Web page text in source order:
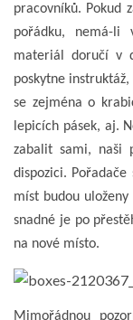
pracovníků. Pokud
pořádku, nemá-li
materiál doručí v
poskytne
se zejména o
lepicích pásek, aj.
zabalit sami, naši
dispozici.
míst budou
snadné je po
na nové místo.
Mimořádnou